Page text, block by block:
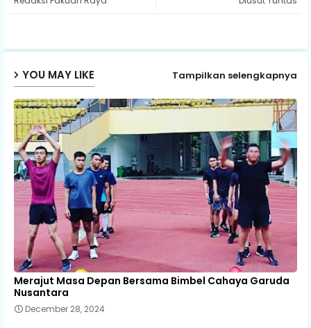
YOU MAY LIKE Tampilkan selengkapnya
Merajut Masa Depan Bersama Bimbel Cahaya Garuda
Nusantara
December 28, 2024